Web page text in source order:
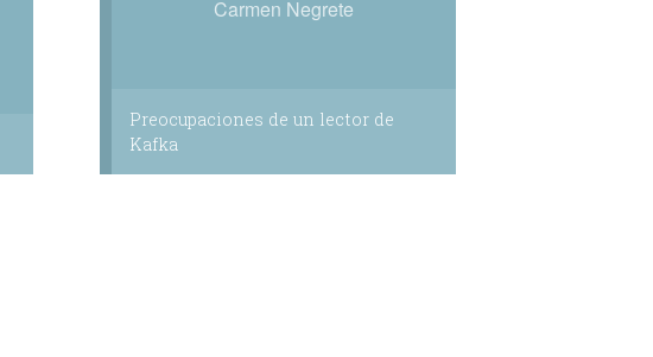
Carmen Negrete
Preocupaciones de un lector de
Kafka